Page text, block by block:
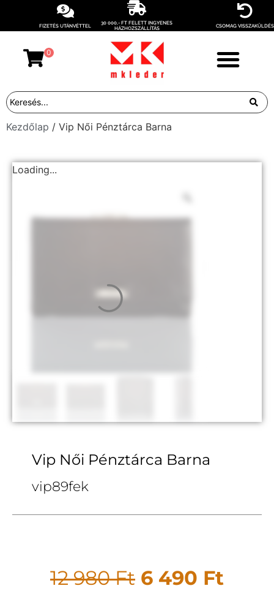
FIZETÉS UTÁNVÉTTEL
30 000,- FT FELETT INGYENES
HÁZHOZSZÁLLÍTÁS
CSOMAG VISSZAKÜLDÉS
0
Kezdőlap / Vip Női Pénztárca Barna
Loading...
Vip Női Pénztárca Barna
vip89fek
12 980Ft 6 490 Ft